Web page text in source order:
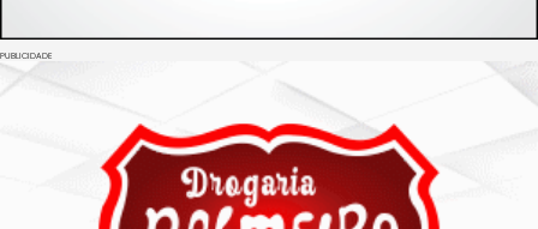
PUBLICIDADE